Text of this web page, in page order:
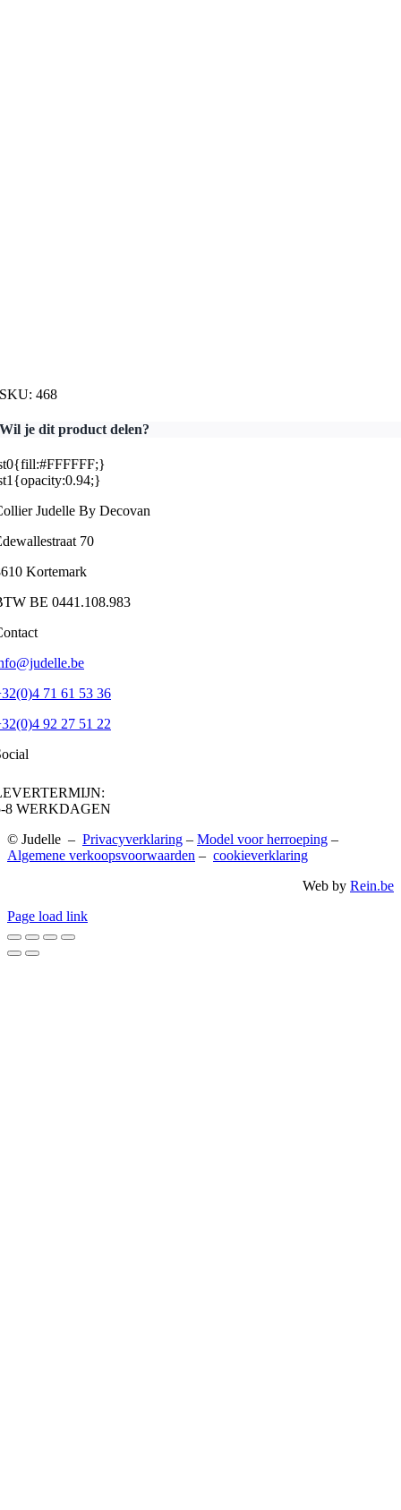
SKU:468
Wil je dit product delen?
Judelle By Decovan
70
Kortemark
BE 0441.108.983
71 61 53 36
92 27 51 22
8 WERKDAGEN
© Judelle – Privacyverklaring – Model voor herroeping –
Algemene verkoopsvoorwaarden – cookieverklaring
Web by Rein.be
Page load link